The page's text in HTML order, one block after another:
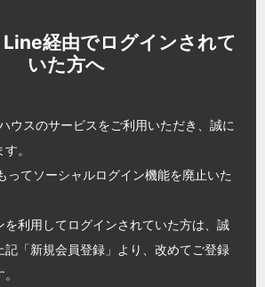
経由でログインされて
いた方へ
ウスのサービスをご利用いただき、誠に
。
てソーシャルログイン機能を廃止いた
を利用してログインされていた方は、誠
記「新規会員登録」より、改めてご登録